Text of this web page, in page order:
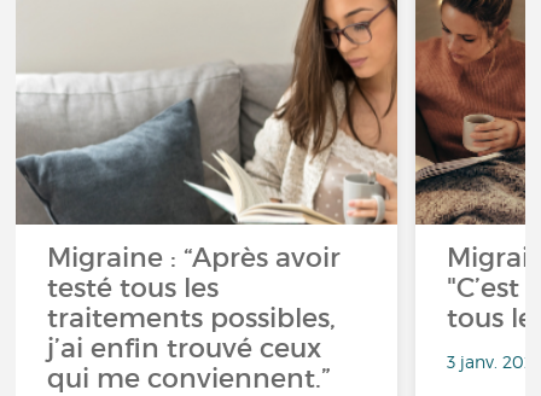
Migraine : “Après avoir
testé tous les
traitements possibles,
j’ai enfin trouvé ceux
qui me conviennent.”
"C’est
tous
3 janv.